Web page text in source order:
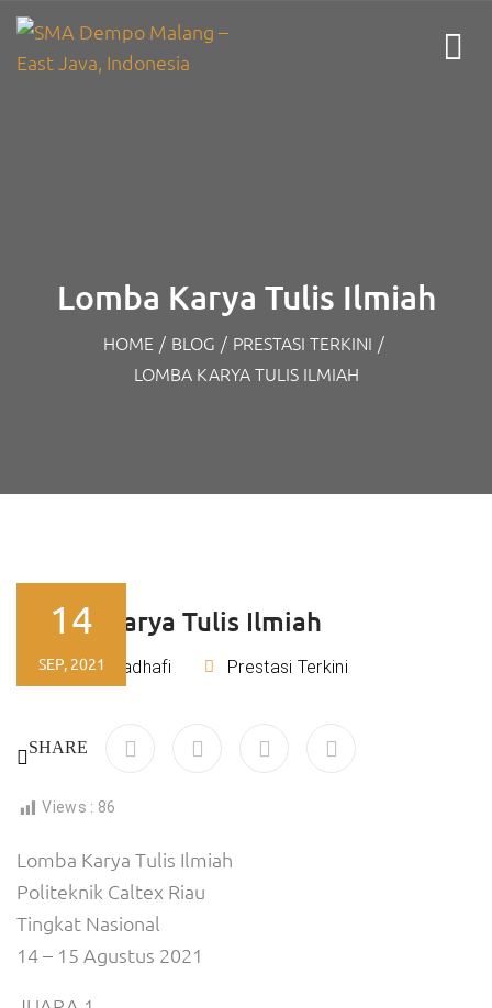
Lomba Karya Tulis Ilmiah
HOME / BLOG / PRESTASI TERKINI /
LOMBA KARYA TULIS ILMIAH
Lomba Karya Tulis Ilmiah
By Rizky Kadhafi Prestasi Terkini
14
SEP, 2021
SHARE
Views : 86
Lomba Karya Tulis Ilmiah
Politeknik Caltex Riau
Tingkat Nasional
14 – 15 Agustus 2021